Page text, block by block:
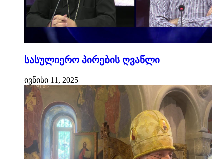
სასულიერო პირების ღვაწლი
ივნისი 11, 2025